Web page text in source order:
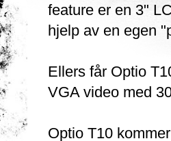
feature er en 3"
hjelp av en egen
Ellers får Optio
VGA video med
Optio T10